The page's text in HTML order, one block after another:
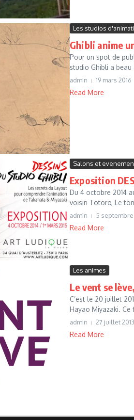
Les studios
Ghibli anime
Pour un spot de
studio Ghibli a
admin 19 mars 2016
Read More
Salons et
Exposition
Du 4 octobre 2014
voisin Totoro, Le
admin 5 septembre
Read More
Les animes
Le vent se
C’est le 20 juillet
Hayao Miyazaki. Ce
admin 27 juillet 2013
Read More